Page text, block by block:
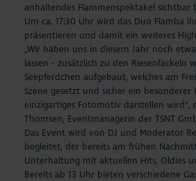
anhaltendes Flammenspektakel sichtbar
Um ca. 17:30 Uhr wird das Duo Flamba
präsentieren und damit ein weiteres
„Wir haben uns in diesem Jahr noch
lassen - zusätzlich zu den Riesenfackeln
Seepferdchen aufgebaut, welches am
Szene gesetzt und sicher ein besonderer
einzigartiges Fotomotiv darstellen wird“,
Thomsen, Eventmanagerin der TSNT
Das Event wird von DJ und Moderator
begleitet, der bereits am frühen
Unterhaltung mit aktuellen Hits, Oldies
Bereits ab 13 Uhr bieten verschiedene